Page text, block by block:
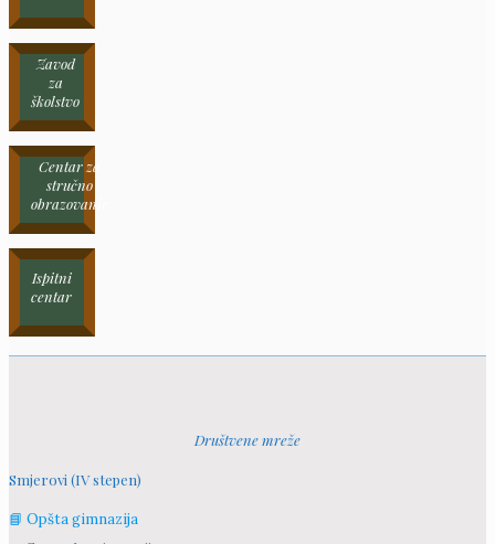
Zavod
za
školstvo
Centar za
stručno
obrazovanje
Ispitni
centar
Društvene mreže
Smjerovi (IV stepen)
📘 Opšta gimnazija